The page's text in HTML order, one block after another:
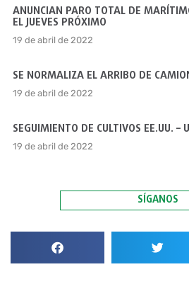
ANUNCIAN PARO TOTAL DE
EL JUEVES PRÓXIMO
19 de abril de 2022
SE NORMALIZA EL ARRIBO DE
19 de abril de 2022
SEGUIMIENTO DE CULTIVOS EE.UU. –
19 de abril de 2022
SÍGANOS